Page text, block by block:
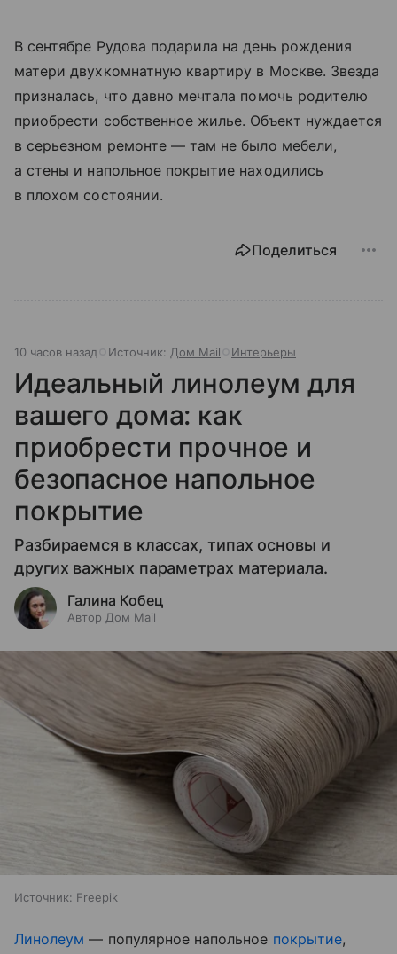
В сентябре Рудова подарила на день рождения
матери двухкомнатную квартиру в Москве. Звезда
призналась, что давно мечтала помочь родителю
приобрести собственное жилье. Объект нуждается
в серьезном ремонте — там не было мебели,
а стены и напольное покрытие находились
в плохом состоянии.
Поделиться
10 часов назад Источник: Дом Mail Интерьеры
Идеальный линолеум для
вашего дома: как
приобрести прочное и
безопасное напольное
покрытие
Разбираемся в классах, типах основы и
других важных параметрах материала.
Галина Кобец
Автор Дом Mail
Источник: Freepik
Линолеум — популярное напольное покрытие,